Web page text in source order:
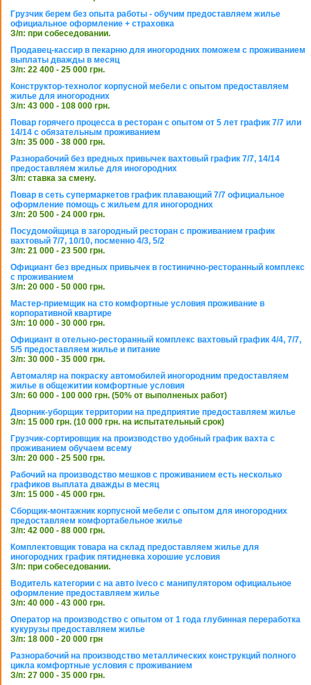
Грузчик берем без опыта работы - обучим предоставляем жилье
официальное оформление + страховка
З/п: при собеседовании.
Продавец-кассир в пекарню для иногородних поможем с проживанием
выплаты дважды в месяц
З/п: 22 400 - 25 000 грн.
Конструктор-технолог корпусной мебели с опытом предоставляем
жилье для иногородних
З/п: 43 000 - 108 000 грн.
Повар горячего процесса в ресторан с опытом от 5 лет график 7/7 или
14/14 с обязательным проживанием
З/п: 35 000 - 38 000 грн.
Разнорабочий без вредных привычек вахтовый график 7/7, 14/14
предоставляем жилье для иногородних
З/п: ставка за смену.
Повар в сеть супермаркетов график плавающий 7/7 официальное
оформление помощь с жильем для иногородних
З/п: 20 500 - 24 000 грн.
Посудомойщица в загородный ресторан с проживанием график
вахтовый 7/7, 10/10, посменно 4/3, 5/2
З/п: 21 000 - 23 500 грн.
Официант без вредных привычек в гостинично-ресторанный комплекс
с проживанием
З/п: 20 000 - 50 000 грн.
Мастер-приемщик на сто комфортные условия проживание в
корпоративной квартире
З/п: 10 000 - 30 000 грн.
Официант в отельно-ресторанный комплекс вахтовый график 4/4, 7/7,
5/5 предоставляем жилье и питание
З/п: 30 000 - 35 000 грн.
Автомаляр на покраску автомобилей иногородним предоставляем
жилье в общежитии комфортные условия
З/п: 60 000 - 100 000 грн. (50% от выполненых работ)
Дворник-уборщик территории на предприятие предоставляем жилье
З/п: 15 000 грн. (10 000 грн. на испытательный срок)
Грузчик-сортировщик на производство удобный график вахта с
проживанием обучаем всему
З/п: 20 000 - 25 500 грн.
Рабочий на производство мешков с проживанием есть несколько
графиков выплата дважды в месяц
З/п: 15 000 - 45 000 грн.
Сборщик-монтажник корпусной мебели с опытом для иногородних
предоставляем комфортабельное жилье
З/п: 42 000 - 88 000 грн.
Комплектовщик товара на склад предоставляем жилье для
иногородних график пятидневка хорошие условия
З/п: при собеседовании.
Водитель категории с на авто iveco с манипулятором официальное
оформление предоставляем жилье
З/п: 40 000 - 43 000 грн.
Оператор на производство с опытом от 1 года глубинная переработка
кукурузы предоставляем жилье
З/п: 18 000 - 20 000 грн
Разнорабочий на производство металлических конструкций полного
цикла комфортные условия с проживанием
З/п: 27 000 - 35 000 грн.